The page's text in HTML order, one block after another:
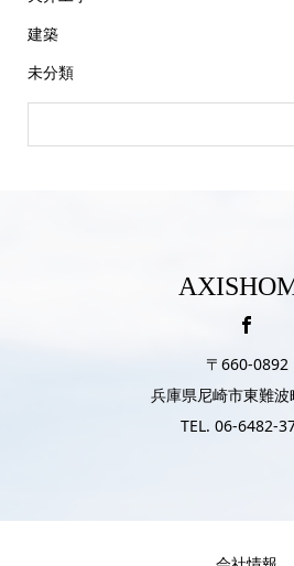
建築
未分類
〒660-0892
兵庫県尼崎市東難
TEL. 06-6482-